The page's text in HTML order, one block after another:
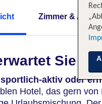
Zimmer &
Sie
sportlich-aktiv oder
Hotel, das gern